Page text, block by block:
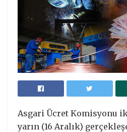
Asgari Ücret Komisyonu
yarın (16 Aralık)